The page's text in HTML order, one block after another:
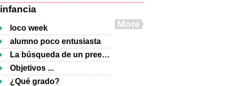
infancia
More
loco week
alumno poco entusiasta
La búsqueda de un preescolar BUENO ...
Objetivos ...
¿Qué grado?